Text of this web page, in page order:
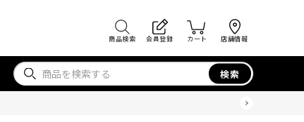
商品検索 会員登録 カート 店舗情報
検索